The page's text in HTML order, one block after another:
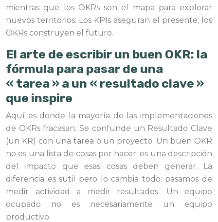
mientras que los OKRs son el mapa para explorar
nuevos territorios. Los KPIs aseguran el presente; los
OKRs construyen el futuro.
El arte de escribir un buen OKR: la
fórmula para pasar de una
« tarea » a un « resultado clave »
que inspire
Aquí es donde la mayoría de las implementaciones
de OKRs fracasan. Se confunde un Resultado Clave
(un KR) con una tarea o un proyecto. Un buen OKR
no es una lista de cosas por hacer; es una descripción
del impacto que esas cosas deben generar. La
diferencia es sutil pero lo cambia todo: pasamos de
medir actividad a medir resultados. Un equipo
ocupado no es necesariamente un equipo
productivo.